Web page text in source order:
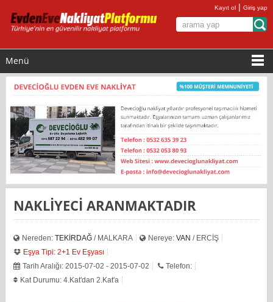
Kayıt ol |Giriş yap
Menü
NAKLİYECİ ARANMAKTADIR
Nereden:TEKİRDAĞ / MALKARA Nereye:VAN / ERCİŞ
Eşya Tipi: 2+1 Ev Eşyası
Tarih Aralığı: 2015-07-02 - 2015-07-02
Telefon:
Kat Durumu: 4.Kat'dan 2.Kat'a